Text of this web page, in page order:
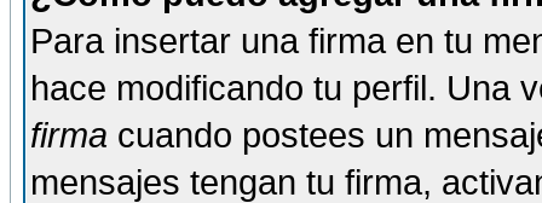
Para insertar una firma en tu
hace modificando tu perfil. Una
firma cuando postees un
mensajes tengan tu firma,